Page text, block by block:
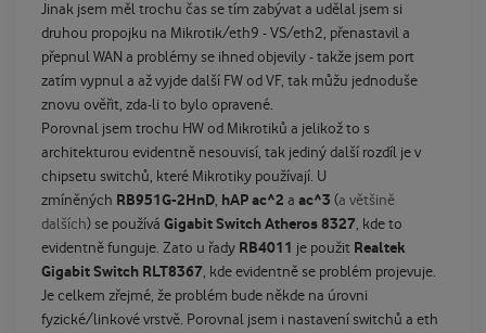
Jinak jsem měl trochu čas se tím zabývat a udělal jsem si
druhou propojku na Mikrotik/eth9 - VS/eth2, přenastavil a
přepnul WAN a problémy se ihned objevily - takže jsem port
zatím vypnul a až vyjde další FW od VF, tak můžu jednoduše
znovu ověřit, zda-li to bylo opravené.
Porovnal jsem trochu HW od Mikrotiků a jelikož to s
architekturou evidentně nesouvisí, tak jediný další rozdíl je v
chipsetu switchů, které Mikrotiky používají. U
zmíněných RB951G-2HnD, hAP ac^2 a ac^3 (a většině
dalších) se používá Gigabit Switch Atheros 8327, kde to
evidentně funguje. Zato u řady RB4011 je použit Realtek
Gigabit Switch RLT8367, kde evidentně se problém projevuje.
Je celkem zřejmé, že problém bude někde na úrovni
fyzické/linkové vrstvě. Porovnal jsem i nastavení switchů a eth